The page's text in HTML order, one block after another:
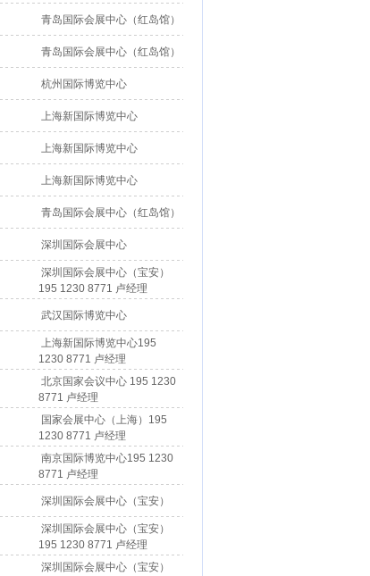
青岛国际会展中心（红岛馆）
青岛国际会展中心（红岛馆）
杭州国际博览中心
上海新国际博览中心
上海新国际博览中心
上海新国际博览中心
青岛国际会展中心（红岛馆）
深圳国际会展中心
深圳国际会展中心（宝安）
195 1230 8771 卢经理
武汉国际博览中心
上海新国际博览中心195
1230 8771 卢经理
北京国家会议中心 195 1230
8771 卢经理
国家会展中心（上海）195
1230 8771 卢经理
南京国际博览中心195 1230
8771 卢经理
深圳国际会展中心（宝安）
深圳国际会展中心（宝安）
195 1230 8771 卢经理
深圳国际会展中心（宝安）